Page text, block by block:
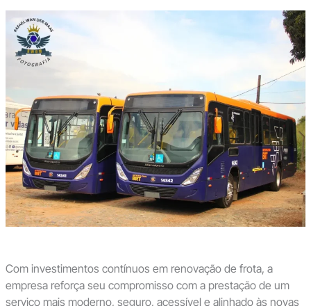
Com investimentos contínuos em renovação de frota, a
empresa reforça seu compromisso com a prestação de um
serviço mais moderno, seguro, acessível e alinhado às novas